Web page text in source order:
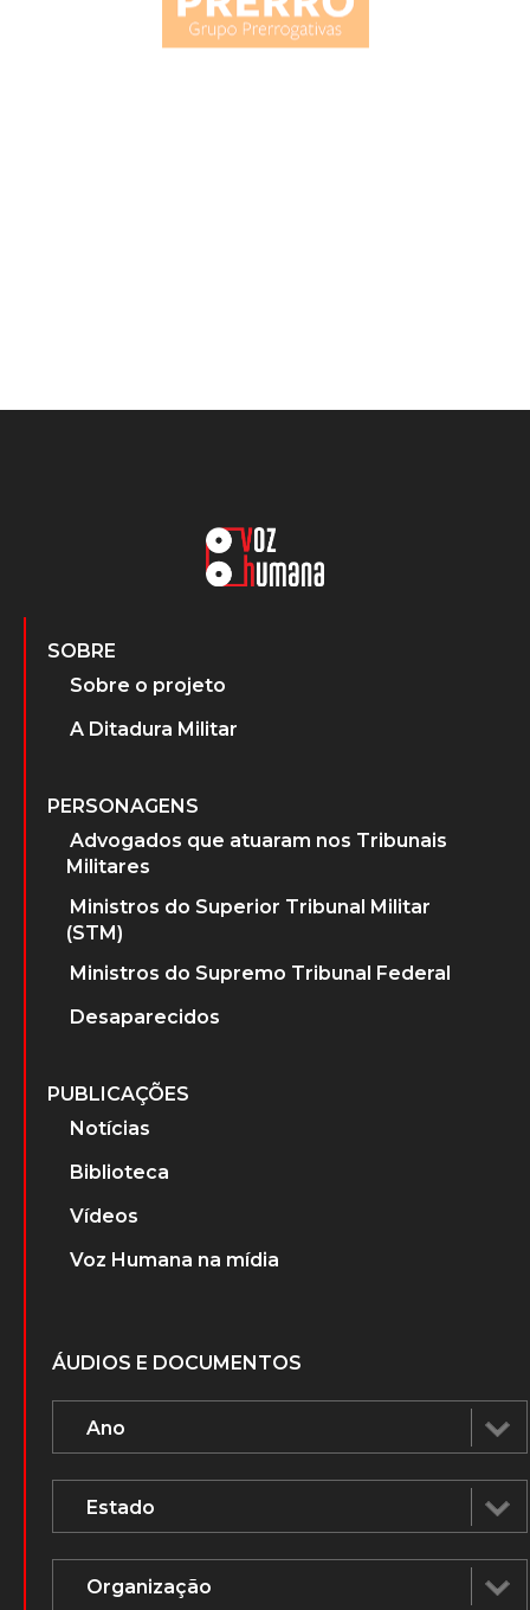
SOBRE
Sobre o projeto
A Ditadura Militar
PERSONAGENS
Advogados que atuaram nos Tribunais
Militares
Ministros do Superior Tribunal Militar
(STM)
Ministros do Supremo Tribunal Federal
Desaparecidos
PUBLICAÇÕES
Notícias
Biblioteca
Vídeos
Voz Humana na mídia
ÁUDIOS E DOCUMENTOS